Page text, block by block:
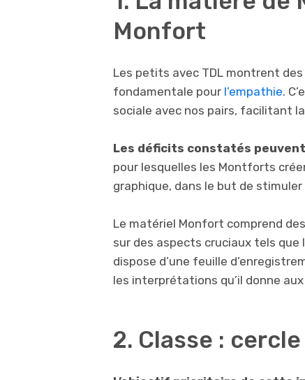
Monfort
Les petits avec TDL montrent
fondamentale pour l’empathie.
sociale avec nos pairs, facilitant
Les déficits constatés
pour lesquelles les Montforts
graphique, dans le but de
Le matériel Monfort comprend
sur des aspects cruciaux tels que
dispose d’une feuille
les interprétations qu’il donne
2. Classe : cercle